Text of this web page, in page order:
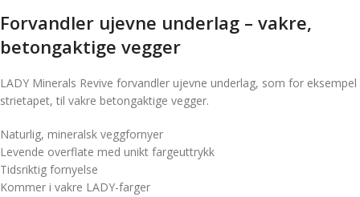
Forvandler ujevne underlag – vakre,
betongaktige vegger
LADY Minerals Revive forvandler ujevne underlag, som for eksempel
strietapet, til vakre betongaktige vegger.
Naturlig, mineralsk veggfornyer
Levende overflate med unikt fargeuttrykk
Tidsriktig fornyelse
Kommer i vakre LADY-farger